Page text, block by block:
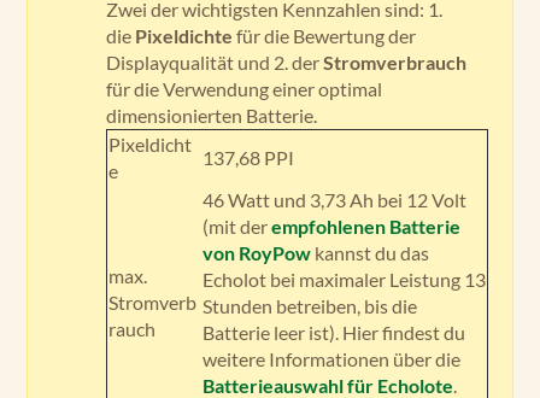
Zwei der wichtigsten Kennzahlen sind: 1.
die Pixeldichte für die Bewertung der
Displayqualität und 2. derStromverbrauch
für die Verwendung einer optimal
dimensionierten Batterie.
Pixeldicht
e
137,68 PPI
max.
Stromverb
rauch
46 Watt und 3,73 Ah bei 12 Volt
(mit derempfohlenen Batterie
von RoyPow kannst du das
Echolot bei maximaler Leistung 13
Stunden betreiben, bis die
Batterie leer ist). Hier findest du
weitere Informationen über die
Batterieauswahl für Echolote.